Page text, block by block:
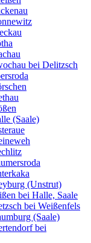
bei Delitzsch
(Saale)
(Unstrut)
bei Halle, Saale
bei Weißenfels
(Saale)
bei